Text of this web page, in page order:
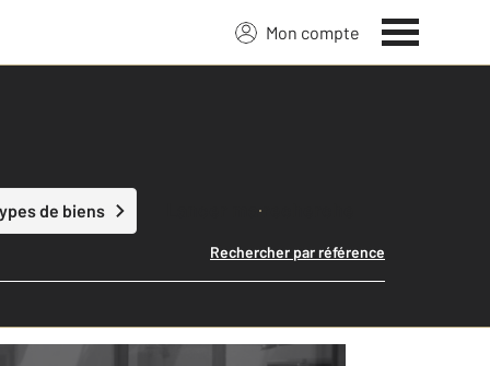
Mon compte
de biens Lancer ma recherche
Rechercher par référence